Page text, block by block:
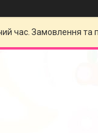
час. Замовлення та